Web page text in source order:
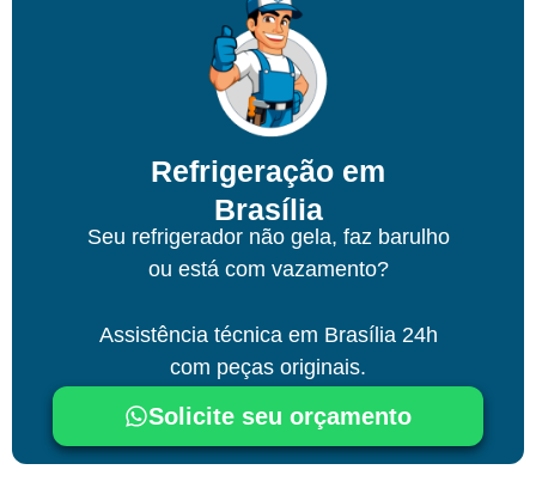
Refrigeração em
Brasília
Seu refrigerador não gela, faz barulho
ou está com vazamento?
Assistência técnica em Brasília24h
com peças originais.
Solicite seu orçamento